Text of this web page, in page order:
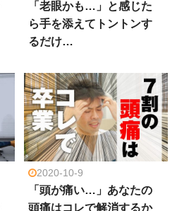
「老眼かも…」と感じた
ら手を添えてトントンす
るだけ…
2020-10-9
「頭が痛い…」あなたの
頭痛はコレで解消するか